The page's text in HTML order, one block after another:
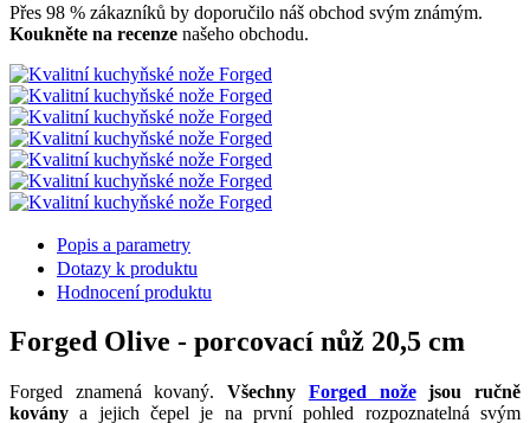
Přes 98 % zákazníků by doporučilo náš obchod svým známým.
Koukněte na recenze našeho obchodu.
Popis a parametry
Dotazy k produktu
Hodnocení produktu
Forged Olive - porcovací nůž 20,5 cm
Forged znamená kovaný.Všechny Forged nožejsou ručně
kovány a jejich čepel je na první pohled rozpoznatelná svým